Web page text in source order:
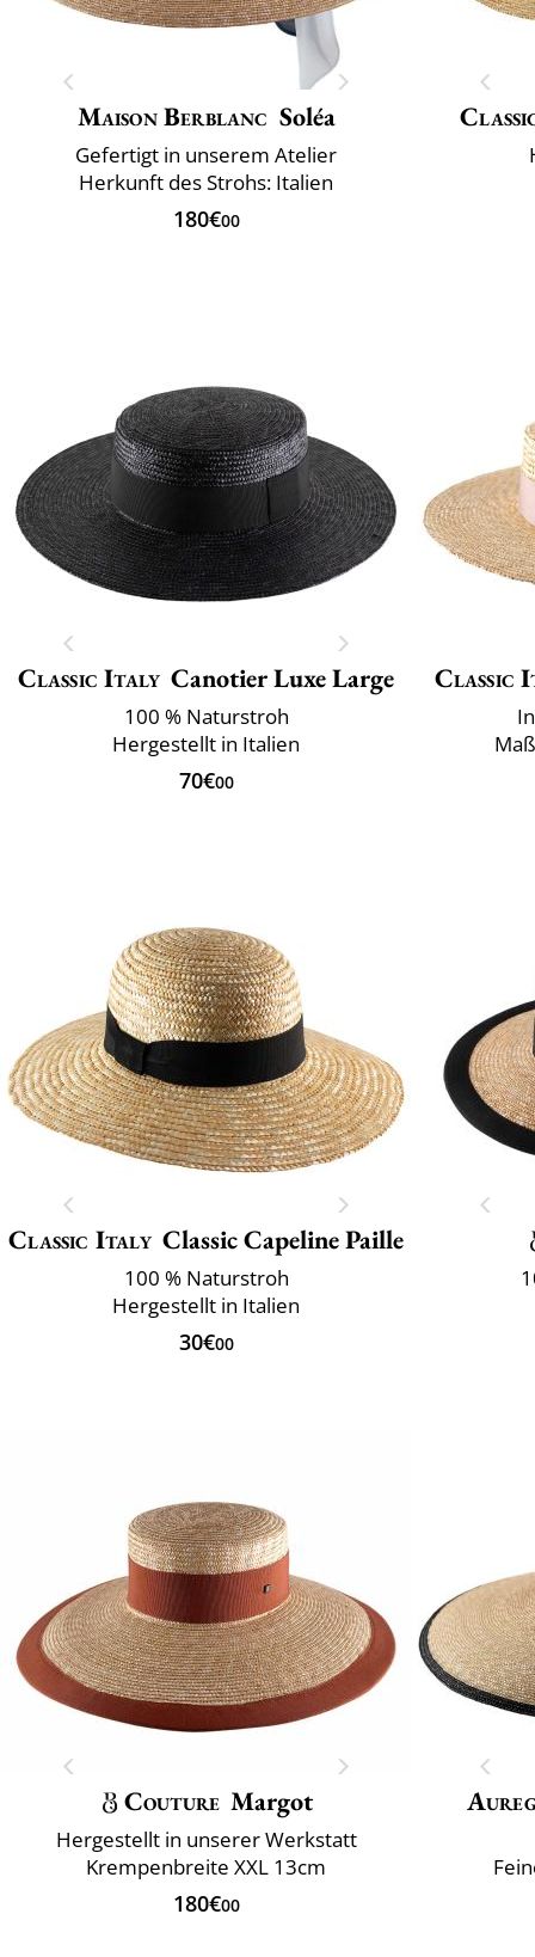
Maison Berblanc Soléa
Gefertigt in unserem Atelier
Herkunft des Strohs: Italien
180€00
Classic Italy Canotier Luxe Large
100 % Naturstroh
Hergestellt in Italien
70€00
Classic
Classic Italy Classic Capeline Paille
100 % Naturstroh
Hergestellt in Italien
30€00
Couture Margot
Hergestellt in unserer Werkstatt
Krempenbreite XXL 13cm
180€00